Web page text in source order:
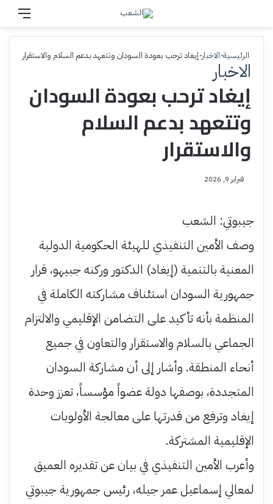
بحث عن
الرئيسية-الاخبار-إيغاد ترحب بعودة السودان وتتعهد بدعم السلام والاستقرار
الاخبار
إيغاد ترحب بعودة السودان
وتتعهد بدعم السلام
والاستقرار
فبراير 9, 2026
جيبوتي: الشعب
وصف الأمين التنفيذي للهيئة الحكومية الدولية
المعنية بالتنمية (إيغاد) الدكتور وركنه جبيهو، قرار
جمهورية السودان استئناف مشاركته الكاملة في
المنظمة بأنه تأكيد على التضامن الإقليمي والالتزام
الجماعي بالسلام والاستقرار والتعاون في جميع
أنحاء المنطقة. وأشار إلى أن مشاركة السودان
المتجددة، بوصفها دولة عضواً مؤسساً، تعزز وحدة
إيغاد وترفع من قدرتها على معالجة الأولويات
الإقليمية المشتركة.
وأعرب الأمين التنفيذي في بيان عن تقديره العميق
لمعالي إسماعيل عمر جيله، رئيس جمهورية جيبوتي